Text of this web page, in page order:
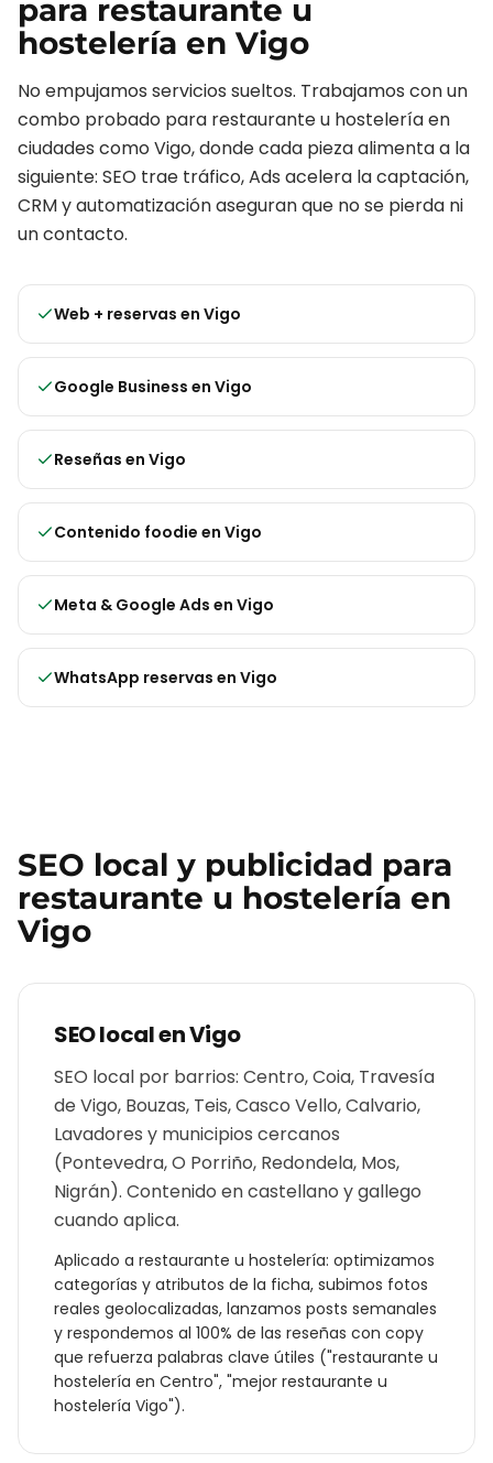
para restaurante u
hostelería en Vigo
No empujamos servicios sueltos. Trabajamos con un
combo probado para restaurante u hosteleríaen
ciudades como Vigo, donde cada pieza alimenta a la
siguiente: SEO trae tráfico, Ads acelera la captación,
CRM y automatización aseguran que no se pierda ni
un contacto.
Web + reservas en Vigo
Google Business en Vigo
Reseñas en Vigo
Contenido foodie en Vigo
Meta & Google Ads en Vigo
WhatsApp reservas en Vigo
SEO local y publicidad para
restaurante u hostelería en
Vigo
SEO local enVigo
SEO local por barrios: Centro, Coia, Travesía
de Vigo, Bouzas, Teis, Casco Vello, Calvario,
Lavadores y municipios cercanos
(Pontevedra, O Porriño, Redondela, Mos,
Nigrán). Contenido en castellano y gallego
cuando aplica.
Aplicado a restaurante u hostelería: optimizamos
categorías y atributos de la ficha, subimos fotos
reales geolocalizadas, lanzamos posts semanales
y respondemos al 100% de las reseñas con copy
que refuerza palabras clave útiles ("restaurante u
hostelería en Centro", "mejor restaurante u
hostelería Vigo").